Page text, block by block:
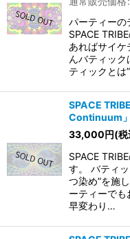
パーティーの
SPACE
あればサイケ
んバティッ
ティックとは
SPACE
Continuum」
33,000 円(税
SPACE
す。 バティ
つ染め”を施
ーティーでも
早変わり…